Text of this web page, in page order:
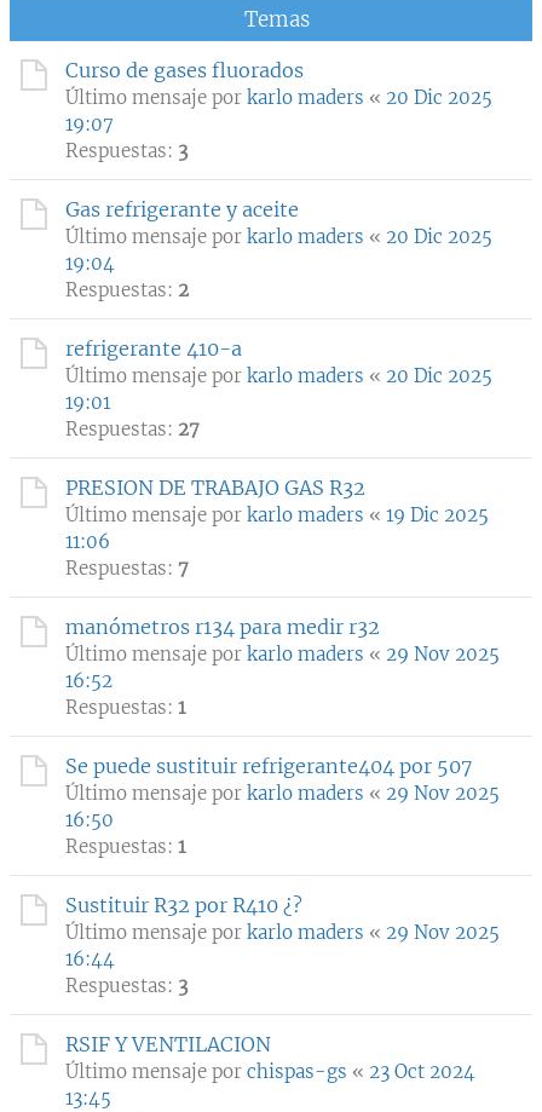
Temas
Curso de gases fluorados
Último mensaje por karlo maders « 20 Dic 2025
19:07
Respuestas: 3
Gas refrigerante y aceite
Último mensaje por karlo maders « 20 Dic 2025
19:04
Respuestas: 2
refrigerante 410-a
Último mensaje por karlo maders « 20 Dic 2025
19:01
Respuestas: 27
PRESION DE TRABAJO GAS R32
Último mensaje por karlo maders « 19 Dic 2025
11:06
Respuestas: 7
manómetros r134 para medir r32
Último mensaje por karlo maders « 29 Nov 2025
16:52
Respuestas: 1
Se puede sustituir refrigerante404 por 507
Último mensaje por karlo maders « 29 Nov 2025
16:50
Respuestas: 1
Sustituir R32 por R410 ¿?
Último mensaje por karlo maders « 29 Nov 2025
16:44
Respuestas: 3
RSIF Y VENTILACION
Último mensaje por chispas-gs « 23 Oct 2024
13:45